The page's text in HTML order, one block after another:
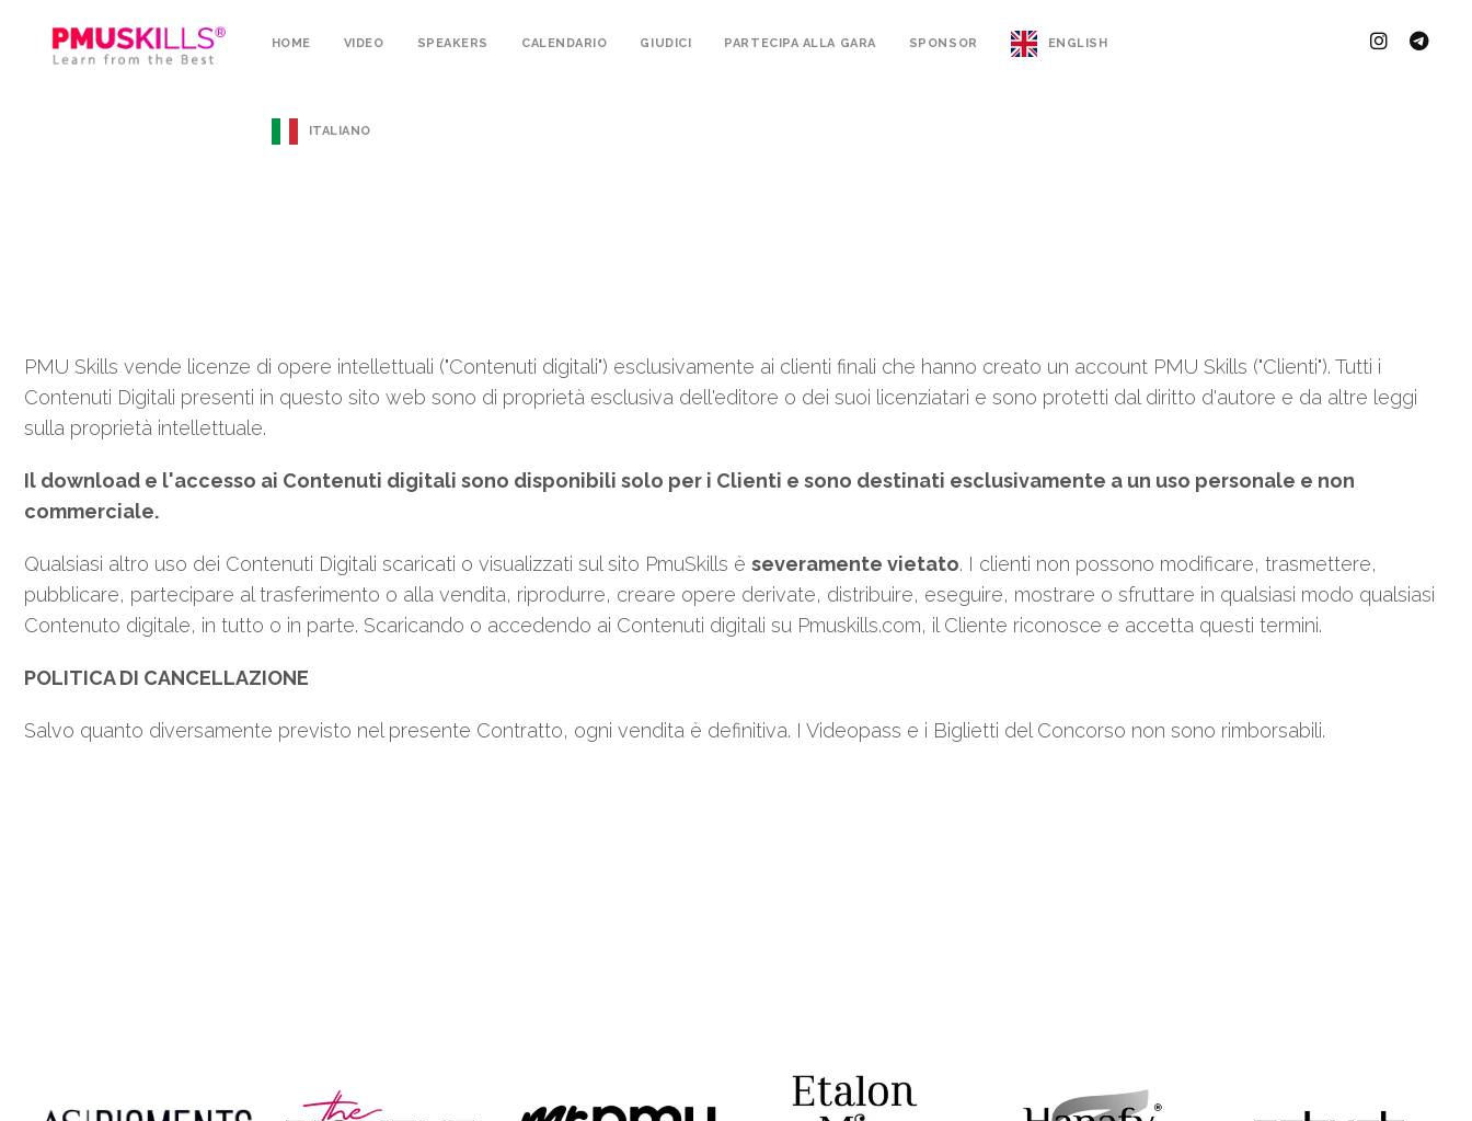
HOME VIDEO SPEAKERS CALENDARIO GIUDICI PARTECIPA ALLA GARA SPONSOR ENGLISH
ITALIANO
PMU Skills vende licenze di opere intellettuali ("Contenuti digitali") esclusivamente ai clienti finali che hanno creato un account PMU Skills ("Clienti"). Tutti i
Contenuti Digitali presenti in questo sito web sono di proprietà esclusiva dell'editore o dei suoi licenziatari e sono protetti dal diritto d'autore e da altre leggi
sulla proprietà intellettuale.
Il download e l'accesso ai Contenuti digitali sono disponibili solo per i Clienti e sono destinati esclusivamente a un uso personale e non
commerciale.
Qualsiasi altro uso dei Contenuti Digitali scaricati o visualizzati sul sito PmuSkills è severamente vietato. I clienti non possono modificare, trasmettere,
pubblicare, partecipare al trasferimento o alla vendita, riprodurre, creare opere derivate, distribuire, eseguire, mostrare o sfruttare in qualsiasi modo qualsiasi
Contenuto digitale, in tutto o in parte. Scaricando o accedendo ai Contenuti digitali su Pmuskills.com, il Cliente riconosce e accetta questi termini.
POLITICA DI CANCELLAZIONE
Salvo quanto diversamente previsto nel presente Contratto, ogni vendita è definitiva. I Videopass e i Biglietti del Concorso non sono rimborsabili.